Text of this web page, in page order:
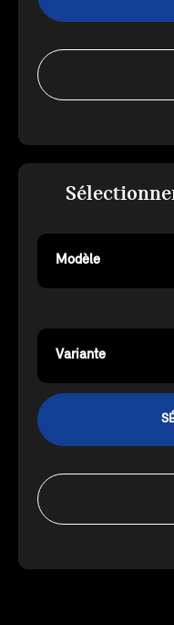
Modèle
Variante